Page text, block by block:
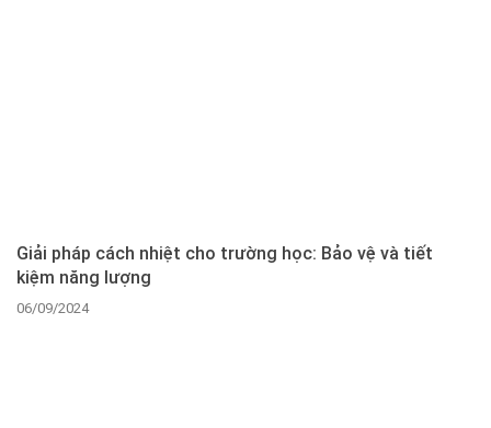
Giải pháp cách nhiệt cho trường học: Bảo vệ và tiết
kiệm năng lượng
06/09/2024